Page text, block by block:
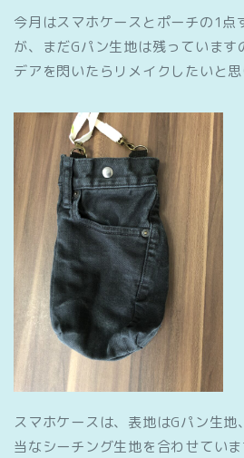
今月はスマホケースとポーチの1点
が、まだGパン生地は残っていま
デアを閃いたらリメイクしたいと思
スマホケースは、表地はGパン生
当なシーチング生地を合わせていま